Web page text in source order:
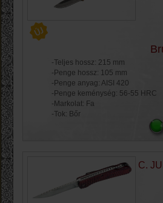
-Teljes hossz: 215 mm
-Penge hossz: 105 mm
-Penge anyag: AISI 420
-Penge keménység: 56-55 HRC
-Markolat: Fa
-Tok: Bőr
C.